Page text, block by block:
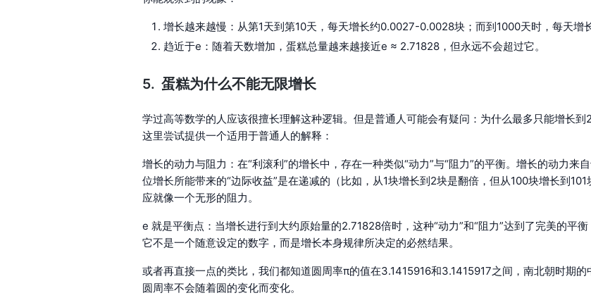
增长越来越慢：从第1天到第10天，每天增长约0.0027-0.0028块；而到1000天时，每天增
趋近于e：随着天数增加，蛋糕总量越来越接近e ≈ 2.71828，但永远不会超过它。
蛋糕为什么不能无限增长
学过高等数学的人应该很擅长理解这种逻辑。但是普通人可能会有疑问：为什么最多只能增长
这里尝试提供一个适用于普通人的解释：
增长的动力与阻力：在“利滚利”的增长中，存在一种类似“动力”与“阻力”的平衡。增长的动力来
位增长所能带来的“边际收益”是在递减的（比如，从1块增长到2块是翻倍，但从100块增长到
应就像一个无形的阻力。
e 就是平衡点：当增长进行到大约原始量的2.71828倍时，这种“动力”和“阻力”达到了完美的平
它不是一个随意设定的数字，而是增长本身规律所决定的必然结果。
或者再直接一点的类比，我们都知道圆周率π的值在3.1415916和3.1415917之间，南北朝时期的
圆周率不会随着圆的变化而变化。